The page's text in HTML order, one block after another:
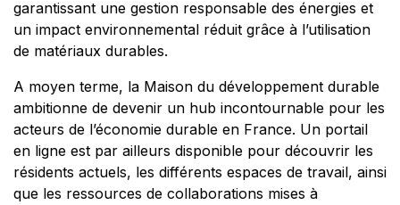
garantissant une gestion responsable des énergies et
un impact environnemental réduit grâce à l’utilisation
de matériaux durables.
A moyen terme, la Maison du développement durable
ambitionne de devenir un hub incontournable pour les
acteurs de l’économie durable en France. Un portail
en ligne est par ailleurs disponible pour découvrir les
résidents actuels, les différents espaces de travail, ainsi
que les ressources de collaborations mises à